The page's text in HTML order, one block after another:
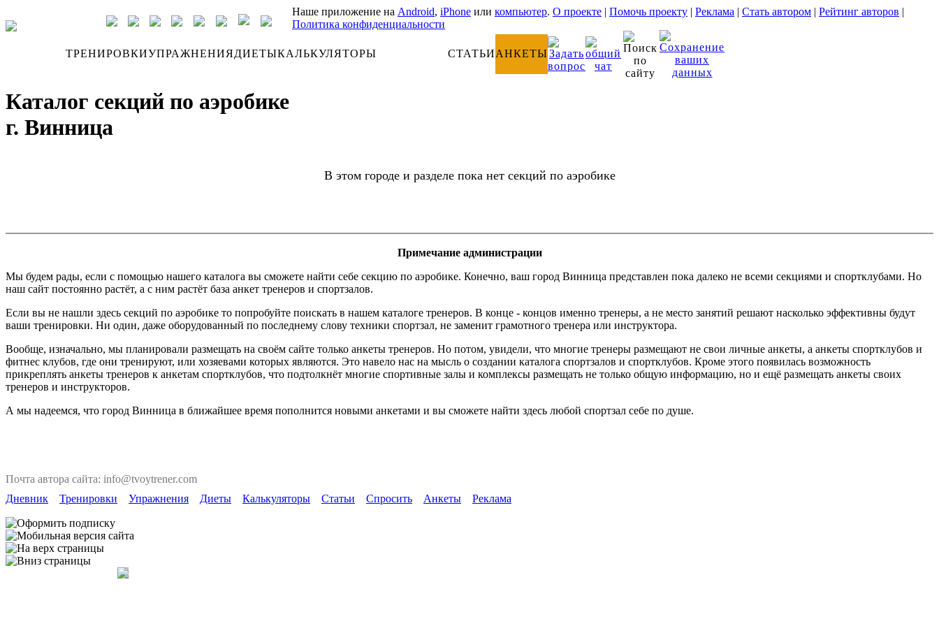
Наше приложение на Android, iPhone или компьютер. О проекте | Помочь проекту | Реклама | Стать автором | Рейтинг авторов |
Политика конфиденциальности
ТРЕНИРОВКИУПРАЖНЕНИЯДИЕТЫКАЛЬКУЛЯТОРЫ СТАТЬИАНКЕТЫ
Каталог секций по аэробике
г. Винница
В этом городе и разделе пока нет секций по аэробике
Примечание администрации
Мы будем рады, если с помощью нашего каталога вы сможете найти себе секцию по аэробике. Конечно, ваш город Винница представлен пока далеко не всеми секциями и спортклубами. Но
наш сайт постоянно растёт, а с ним растёт база анкет тренеров и спортзалов.
Если вы не нашли здесь секций по аэробике то попробуйте поискать в нашем каталоге тренеров. В конце - концов именно тренеры, а не место занятий решают насколько эффективны будут
ваши тренировки. Ни один, даже оборудованный по последнему слову техники спортзал, не заменит грамотного тренера или инструктора.
Вообще, изначально, мы планировали размещать на своём сайте только анкеты тренеров. Но потом, увидели, что многие тренеры размещают не свои личные анкеты, а анкеты спортклубов и
фитнес клубов, где они тренируют, или хозяевами которых являются. Это навело нас на мысль о создании каталога спортзалов и спортклубов. Кроме этого появилась возможность
прикреплять анкеты тренеров к анкетам спортклубов, что подтолкнёт многие спортивные залы и комплексы размещать не только общую информацию, но и ещё размещать анкеты своих
тренеров и инструкторов.
А мы надеемся, что город Винница в ближайшее время пополнится новыми анкетами и вы сможете найти здесь любой спортзал себе по душе.
Почта автора сайта: info@tvoytrener.com
Дневник
Тренировки Упражнения Диеты Калькуляторы Статьи Спросить Анкеты Реклама